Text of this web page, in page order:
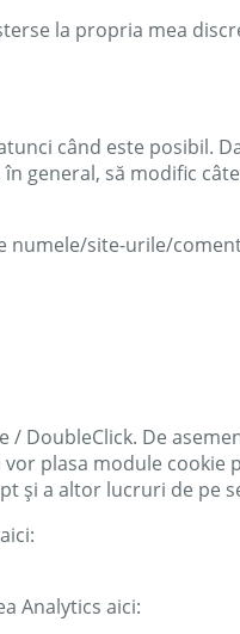
la propria mea
când este posibil.
general, să modific
site-urile/
DoubleClick. De
plasa module cookie
și a altor lucruri de pe
Analytics aici: